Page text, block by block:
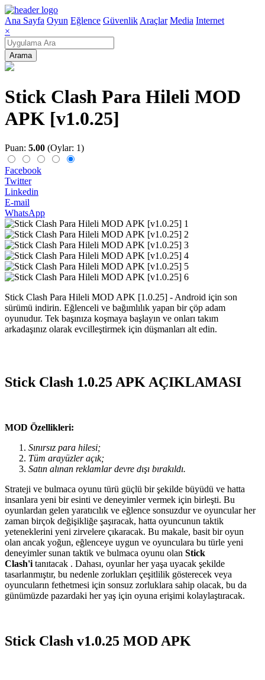
Ana Sayfa Oyun Eğlence Güvenlik Araçlar Media Internet
×
Arama
Stick Clash Para Hileli MOD
APK [v1.0.25]
Puan: 5.00 (Oylar: 1)
Facebook
Twitter
Linkedin
E-mail
WhatsApp
Stick Clash Para Hileli MOD APK [1.0.25] - Android için son
sürümü indirin. Eğlenceli ve bağımlılık yapan bir çöp adam
oyunudur. Tek başınıza koşmaya başlayın ve onları takım
arkadaşınız olarak evcilleştirmek için düşmanları alt edin.
Stick Clash 1.0.25 APK AÇIKLAMASI
MOD Özellikleri:
Sınırsız para hilesi;
Tüm arayüzler açık;
Satın alınan reklamlar devre dışı bırakıldı.
Strateji ve bulmaca oyunu türü güçlü bir şekilde büyüdü ve hatta
insanlara yeni bir esinti ve deneyimler vermek için birleşti. Bu
oyunlardan gelen yaratıcılık ve eğlence sonsuzdur ve oyuncular her
zaman birçok değişikliğe şaşıracak, hatta oyuncunun taktik
yeteneklerini yeni zirvelere çıkaracak. Bu makale, basit bir oyun
olan ancak yoğun, eğlenceye uygun ve oyunculara bu türle yeni
deneyimler sunan taktik ve bulmaca oyunu olan Stick
Clash'i tanıtacak . Dahası, oyunlar her yaşa uyacak şekilde
tasarlanmıştır, bu nedenle zorlukları çeşitlilik gösterecek veya
oyuncuların fethetmesi için sonsuz zorluklara sahip olacak, bu da
günümüzde pazardaki her yaş için oyuna erişimi kolaylaştıracak.
Stick Clash v1.0.25 MOD APK